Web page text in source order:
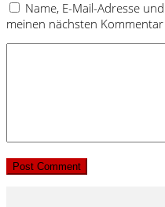
Name, E-Mail-Adresse
meinen nächsten